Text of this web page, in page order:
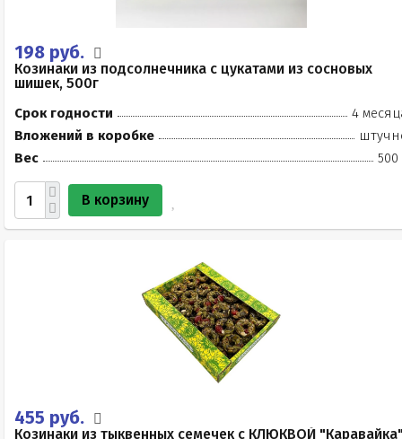
198 руб.
Козинаки из подсолнечника с цукатами из сосновых
шишек, 500г
Срок годности
4
Вложений в коробке
Вес
500
В корзину
455 руб.
Козинаки из тыквенных семечек с КЛЮКВОЙ